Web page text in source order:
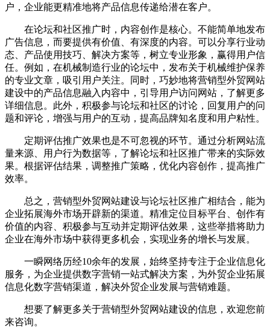
户，企业能更精准地将产品信息传递给潜在客户。
在论坛和社区推广时，内容创作是核心。不能简单地发布
广告信息，而要提供有价值、有深度的内容。可以分享行业动
态、产品使用技巧、解决方案等，树立专业形象，赢得用户信
任。例如，在机械制造行业的论坛中，发布关于机械维护保养
的专业文章，吸引用户关注。同时，巧妙地将营销型外贸网站
建设中的产品信息融入内容中，引导用户访问网站，了解更多
详细信息。此外，积极参与论坛和社区的讨论，回复用户的问
题和评论，增强与用户的互动，提高品牌知名度和用户粘性。
定期评估推广效果也是不可忽视的环节。通过分析网站流
量来源、用户行为数据等，了解论坛和社区推广带来的实际效
果。根据评估结果，调整推广策略，优化内容创作，提高推广
效率。
总之，营销型外贸网站建设与论坛社区推广相结合，能为
企业拓展海外市场开辟新的渠道。精准定位目标平台、创作有
价值的内容、积极参与互动并定期评估效果，这些举措将助力
企业在海外市场中获得更多机会，实现业务的增长与发展。
一瞬网络历经10余年的发展，始终坚持专注于企业信息化
服务，为企业提供数字营销一站式解决方案，为外贸企业拓展
信息化数字营销渠道，解决外贸企业发展与营销难题。
想要了解更多关于营销型外贸网站建设的信息，欢迎您前
来咨询。